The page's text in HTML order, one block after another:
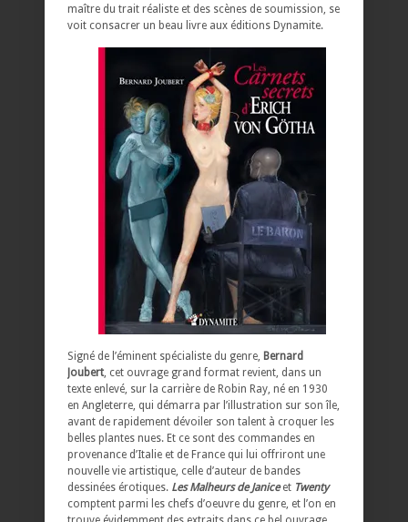
maître du trait réaliste et des scènes de soumission, se
voit consacrer un beau livre aux éditions Dynamite.
Signé de l’éminent spécialiste du genre, Bernard
Joubert , cet ouvrage grand format revient, dans un
texte enlevé, sur la carrière de Robin Ray, né en 1930
en Angleterre, qui démarra par l’illustration sur son île,
avant de rapidement dévoiler son talent à croquer les
belles plantes nues. Et ce sont des commandes en
provenance d’Italie et de France qui lui offriront une
nouvelle vie artistique, celle d’auteur de bandes
dessinées érotiques. Les Malheurs de Janiceet Twenty
comptent parmi les chefs d’oeuvre du genre, et l’on en